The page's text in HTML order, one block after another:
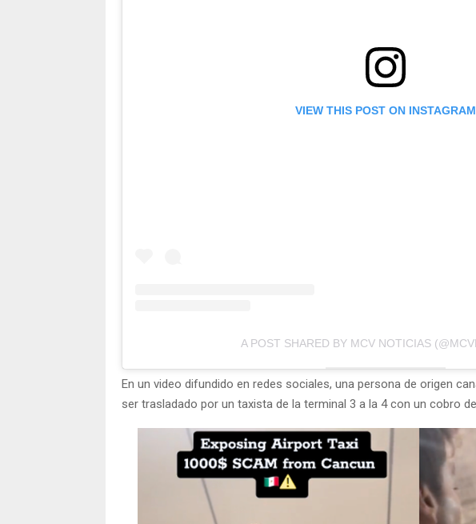
VIEW THIS POST ON INSTAGRAM
A POST SHARED BY MCV NOTICIAS
En un video difundido en redes sociales, una persona de origen
ser trasladado por un taxista de la terminal 3 a la 4 con un cobro